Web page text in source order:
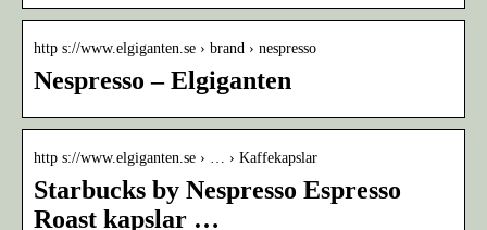
http s://www.elgiganten.se › brand › nespresso
Nespresso – Elgiganten
http s://www.elgiganten.se › … › Kaffekapslar
Starbucks by Nespresso Espresso
Roast kapslar …